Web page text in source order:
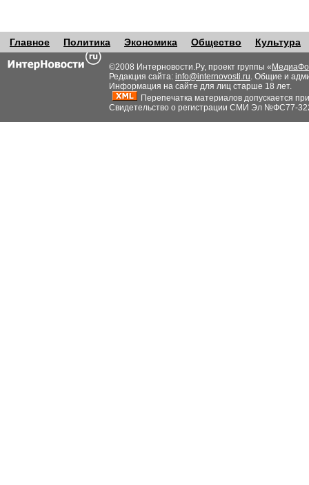
Главное Политика Экономика Общество Культура
©2008 Интерновости.Ру, проект группы «
Редакция сайта: info@internovosti.ru. Общие и
Информация на сайте для лиц старше 18 лет.
Перепечатка материалов допускается
Свидетельство о регистрации СМИ Эл №ФС77-